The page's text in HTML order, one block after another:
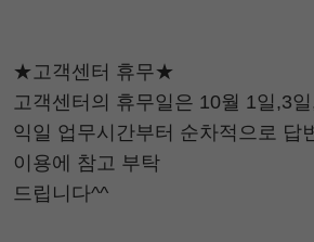
★고객센터 휴무★
고객센터의 휴무일은 10월 1일,3
익일 업무시간부터 순차적으로 답
이용에 참고 부탁
드립니다^^